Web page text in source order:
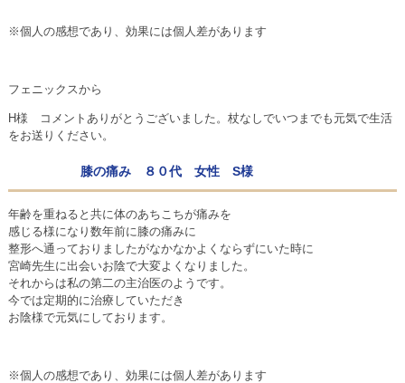
※個人の感想であり、効果には個人差があります
フェニックスから
H様 コメントありがとうございました。杖なしでいつまでも元気で生活
をお送りください。
膝の痛み ８０代 女性 S様
年齢を重ねると共に体のあちこちが痛みを
感じる様になり数年前に膝の痛みに
整形へ通っておりましたがなかなかよくならずにいた時に
宮崎先生に出会いお陰で大変よくなりました。
それからは私の第二の主治医のようです。
今では定期的に治療していただき
お陰様で元気にしております。
※個人の感想であり、効果には個人差があります